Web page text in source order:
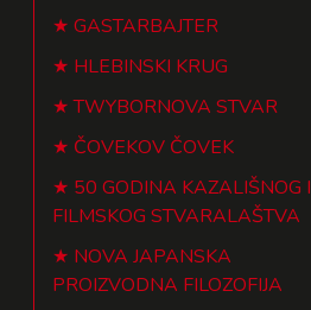
GASTARBAJTER
HLEBINSKI KRUG
TWYBORNOVA STVAR
ČOVEKOV ČOVEK
50 GODINA KAZALIŠNOG I
FILMSKOG STVARALAŠTVA
NOVA JAPANSKA
PROIZVODNA FILOZOFIJA